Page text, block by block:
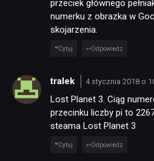
RECENZJE
przeciek głównego
numerku z obrazka w
skojarzenia.
Cytuj Odpowiedz
tralek 4 stycznia 2018 o
Lost Planet 3. Ciąg
przecinku liczby pi to
steama Lost Planet 3
Cytuj Odpowiedz